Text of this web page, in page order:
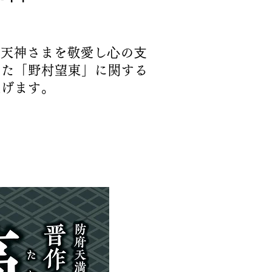
神さまを敬愛し⼼の⽀
「野村望東」に関する
ます。